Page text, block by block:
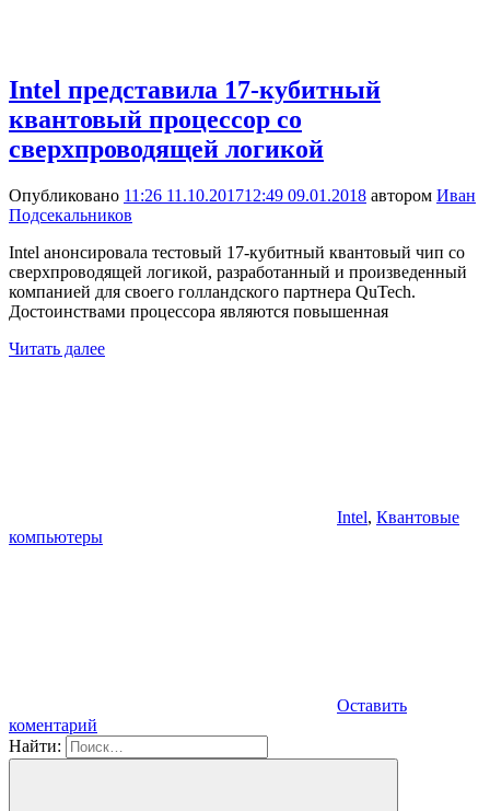
Intel представила 17-кубитный
квантовый процессор со
сверхпроводящей логикой
Опубликовано 11:26 11.10.201712:49 09.01.2018 автором Иван
Подсекальников
Intel анонсировала тестовый 17-кубитный квантовый чип со
сверхпроводящей логикой, разработанный и произведенный
компанией для своего голландского партнера QuTech.
Достоинствами процессора являются повышенная
Читать далее
Intel, Квантовые
компьютеры
Оставить
коментарий
Найти: